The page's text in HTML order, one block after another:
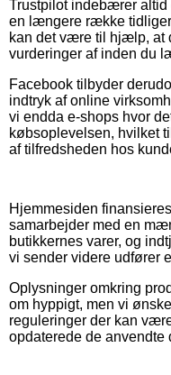
Trustpilot indebærer altid
en længere række
kan det være til hjælp, at
vurderinger af inden du
Facebook tilbyder
indtryk af online
vi endda e-shops hvor
købsoplevelsen, hvilket
af tilfredsheden hos
Hjemmesiden
samarbejder med en
butikkernes varer, og
vi sender videre udfører
Oplysninger omkring
om hyppigt, men vi
reguleringer der kan
opdaterede de anvendte